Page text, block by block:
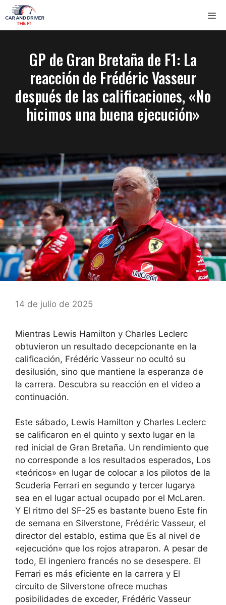
Saltar
al
contenido
GP de Gran Bretaña de F1: La
reacción de Frédéric Vasseur
después de las calificaciones, «No
hicimos una buena ejecución»
14 de julio de 2025
Mientras Lewis Hamilton y Charles Leclerc
obtuvieron un resultado decepcionante en la
calificación, Frédéric Vasseur no ocultó su
desilusión, sino que mantiene la esperanza de
la carrera. Descubra su reacción en el video a
continuación.
Este sábado, Lewis Hamilton y Charles Leclerc
se calificaron en el quinto y sexto lugar en la
red inicial de Gran Bretaña. Un rendimiento que
no corresponde a los resultados esperados, Los
«teóricos» en lugar de colocar a los pilotos de la
Scuderia Ferrari en segundo y tercer lugarya
sea en el lugar actual ocupado por el McLaren.
Y El ritmo del SF-25 es bastante bueno Este fin
de semana en Silverstone, Frédéric Vasseur, el
director del establo, estima que Es al nivel de
«ejecución» que los rojos atraparon. A pesar de
todo, El ingeniero francés no se desespere. El
Ferrari es más eficiente en la carrera y El
circuito de Silverstone ofrece muchas
posibilidades de exceder, Frédéric Vasseur